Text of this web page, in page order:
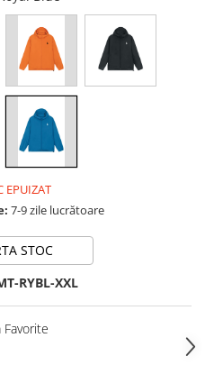
EPUIZAT
7-9 zile lucrătoare
STOC
RYBL-XXL
Favorite